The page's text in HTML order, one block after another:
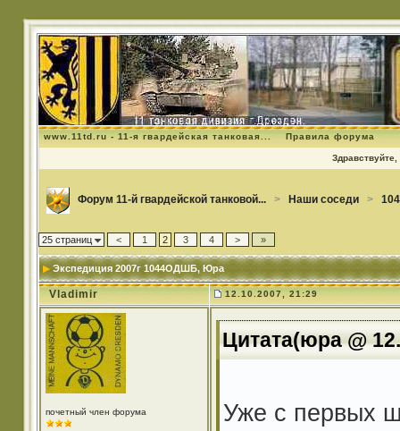
www.11td.ru - 11-я гвардейская танковая... Правила форума
Здравствуйте,
Форум 11-й гвардейской танковой... > Наши соседи >
25 страниц < 1 2 3 4 > »
Экспедиция 2007г 1044ОДШБ, Юра
Vladimir 12.10.2007, 21:29
почетный член форума
Цитата(юра @
Уже с первых